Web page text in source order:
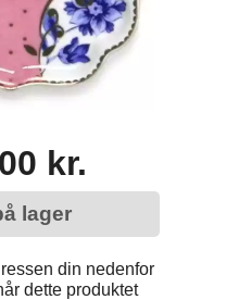
kr.
lager
din nedenfor
dette produktet